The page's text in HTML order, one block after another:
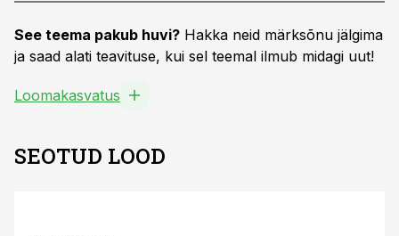
See teema pakub huvi? Hakka neid märksõnu jälgima
ja saad alati teavituse, kui sel teemal ilmub midagi uut!
Loomakasvatus
SEOTUD LOOD